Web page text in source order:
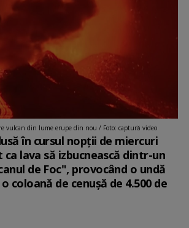
vulcan din lume erupe din nou / Foto: captură video
în cursul nopții de miercuri
lava să izbucnească dintr-un
de Foc", provocând o undă
coloană de cenușă de 4.500 de